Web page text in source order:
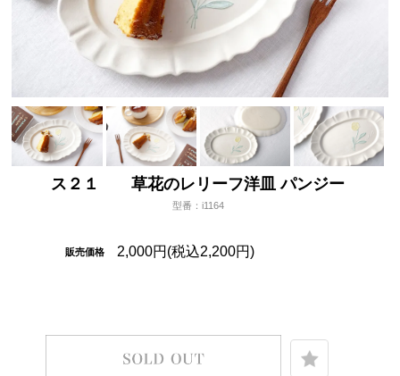
ス２１ 草花のレリーフ洋皿 パンジー
型番：i1164
販売価格 2,000円(税込2,200円)